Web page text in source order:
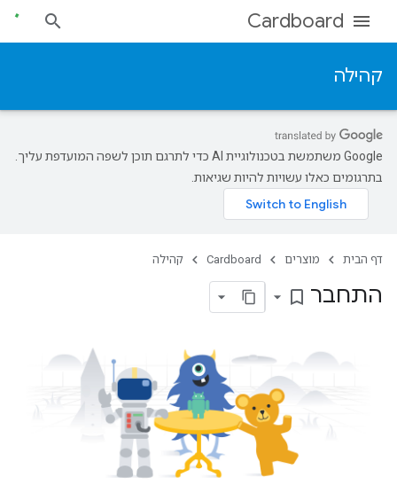
Cardboard
קהילה
‫Google משתמשת בטכנולוגיית AI כדי לתרגם תוכן לשפה המועדפת עליך.
בתרגומים כאלו עשויות להיות שגיאות.
דף הבית מוצרים Cardboard קהילה
התחבר bookmark_border